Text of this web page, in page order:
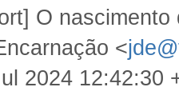
O nascimento
<
2024 12:42:30